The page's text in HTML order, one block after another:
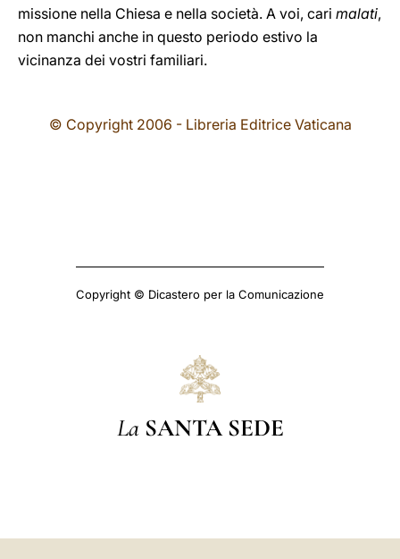
missione nella Chiesa e nella società. A voi, cari malati,
non manchi anche in questo periodo estivo la
vicinanza dei vostri familiari.
© Copyright 2006 - Libreria Editrice Vaticana
Copyright © Dicastero per la Comunicazione
La SANTA SEDE